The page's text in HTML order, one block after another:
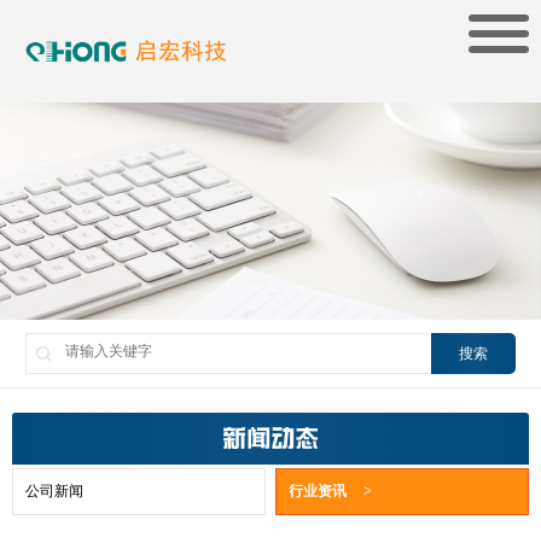
搜索
新闻动态
公司新闻 行业资讯 >